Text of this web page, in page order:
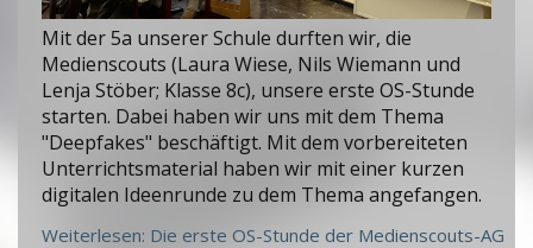
Mit der 5a unserer Schule durften wir, die
Medienscouts (Laura Wiese, Nils Wiemann und
Lenja Stöber; Klasse 8c), unsere erste OS-Stunde
starten. Dabei haben wir uns mit dem Thema
"Deepfakes" beschäftigt. Mit dem vorbereiteten
Unterrichtsmaterial haben wir mit einer kurzen
digitalen Ideenrunde zu dem Thema angefangen.
Weiterlesen: Die erste OS-Stunde der Medienscouts-AG